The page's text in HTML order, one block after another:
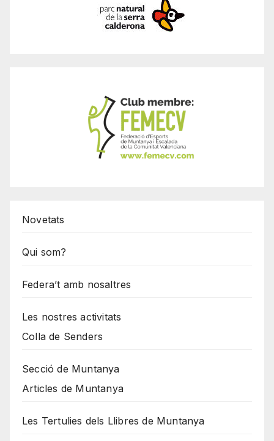
Novetats
Qui som?
Federa’t amb nosaltres
Les nostres activitats
Colla de Senders
Secció de Muntanya
Articles de Muntanya
Les Tertulies dels Llibres de Muntanya